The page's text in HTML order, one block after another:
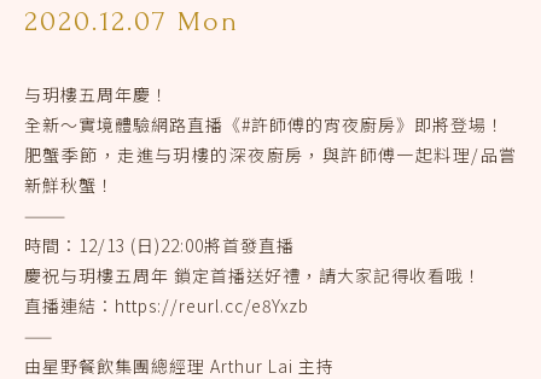
2020.12.07 Mon
与玥樓五周年慶！
全新～實境體驗網路直播《#許師傅的宵夜廚房》即將登場！
肥蟹季節，走進与玥樓的深夜廚房，與許師傅一起料理/品嘗
新鮮秋蟹！
———
時間：12/13 (日)22:00將首發直播
慶祝与玥樓五周年 鎖定首播送好禮，請大家記得收看哦！
直播連結：https://reurl.cc/e8Yxzb
——
由星野餐飲集團總經理 Arthur Lai 主持